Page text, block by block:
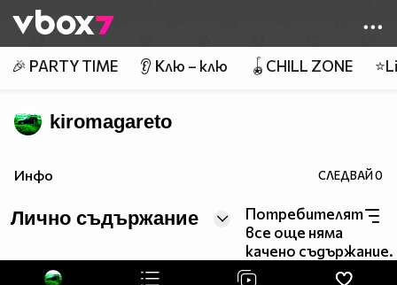
👾
🎉 PARTY TIME 👂 Клю – клю 🪀CHILL ZONE
kiromagareto
Инфо СЛЕДВАЙ0
Лично съдържание
Потребителят
все още няма
качено съдържание.